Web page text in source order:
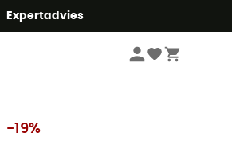
Expertadvies
-19%